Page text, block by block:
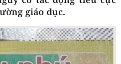
giáo dục.